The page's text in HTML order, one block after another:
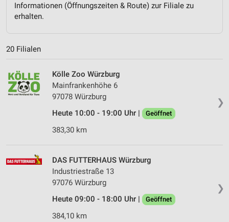
Informationen (Öffnungszeiten & Route) zur Filiale zu
erhalten.
20 Filialen
❯
Kölle Zoo Würzburg
Mainfrankenhöhe 6
97078 Würzburg
Heute 10:00 - 19:00 Uhr |
Geöffnet
383,30 km
❯
DAS FUTTERHAUS Würzburg
Industriestraße 13
97076 Würzburg
Heute 09:00 - 18:00 Uhr |
Geöffnet
384,10 km